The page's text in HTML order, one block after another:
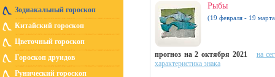
Зодиакальный гороскоп
Китайский гороскоп
Цветочный гороскоп
Гороскоп друидов
Рунический гороскоп
Рыбы
(19 февраля - 19
прогноз на 2 октября 2021
на
характеристика знака